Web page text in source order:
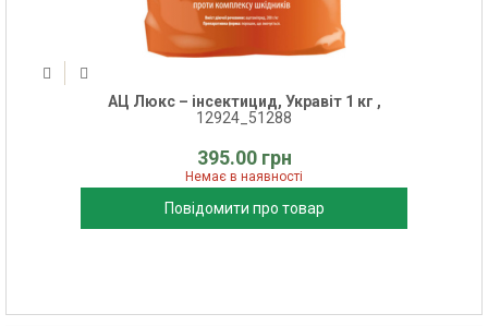
АЦ Люкс – інсектицид, Укравіт 1 кг ,
12924_51288
395.00 грн
Немає в наявності
Повідомити про товар